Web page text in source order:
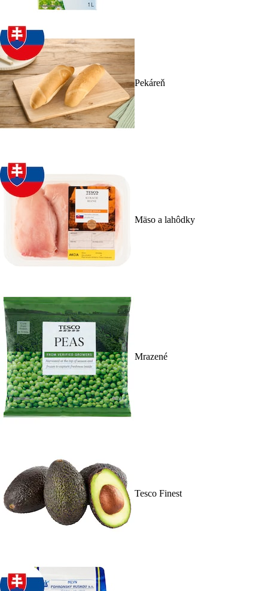
Pekáreň
Mäso a lahôdky
Mrazené
Tesco Finest